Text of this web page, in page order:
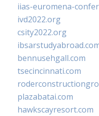
iias-euromena-
ivd2022.org
csity2022.org
bennusehgall.com
tsecincinnati.com
plazabatai.com
hawkscayresort.com